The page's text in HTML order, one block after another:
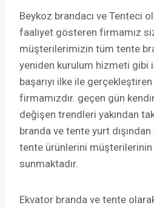
Beykoz brandacı ve Tenteci
faaliyet gösteren firmamız
müşterilerimizin tüm tente
yeniden kurulum hizmeti gibi
başarıyı ilke ile
firmamızdır. geçen gün
değişen trendleri yakından
branda ve tente yurt
tente ürünlerini
sunmaktadır.
Ekvator branda ve tente